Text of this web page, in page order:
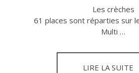
Les crèches
61 places sont réparties sur
Multi …
LIRE LA SUITE